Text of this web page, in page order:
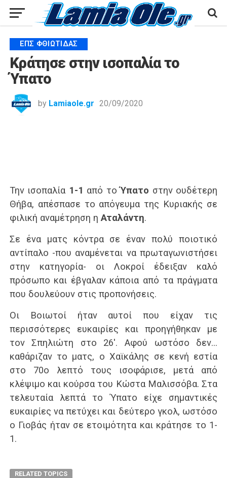
ΕΠΣ ΦΘΙΏΤΙΔΑΣ
Κράτησε στην ισοπαλία το
Ύπατο
by Lamiaole.gr 20/09/2020
Την ισοπαλία 1-1 από τοΎπατο στην ουδέτερη
Θήβα, απέσπασε το απόγευμα της Κυριακής σε
φιλική αναμέτρηση η Αταλάντη.
Σε ένα ματς κόντρα σε έναν πολύ ποιοτικό
αντίπαλο -που αναμένεται να πρωταγωνιστήσει
στην κατηγορία- οι Λοκροί έδειξαν καλό
πρόσωπο και έβγαλαν κάποια από τα πράγματα
που δουλεύουν στις προπονήσεις.
Οι Βοιωτοί ήταν αυτοί που είχαν τις
περισσότερες ευκαιρίες και προηγήθηκαν με
τον Σπηλιώτη στο 26′. Αφού ωστόσο δεν…
καθάριζαν το ματς, ο Χαϊκάλης σε κενή εστία
στο 70ο λεπτό τους ισοφάρισε, μετά από
κλέψιμο και κούρσα του Κώστα Μαλισσόβα. Στα
τελευταία λεπτά το Ύπατο είχε σημαντικές
ευκαιρίες να πετύχει και δεύτερο γκολ, ωστόσο
ο Γιοβάς ήταν σε ετοιμότητα και κράτησε το 1-
1.
RELATED TOPICS